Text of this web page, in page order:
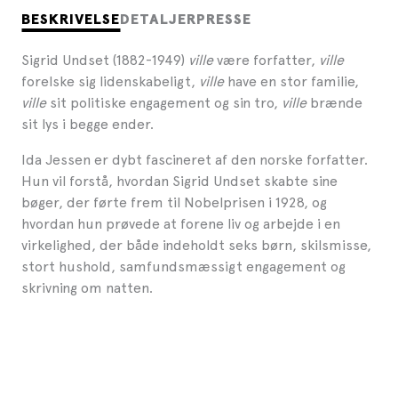
BESKRIVELSE DETALJER PRESSE
Sigrid Undset (1882-1949) villevære forfatter, ville
forelske sig lidenskabeligt, villehave en stor familie,
villesit politiske engagement og sin tro, villebrænde
sit lys i begge ender.
Ida Jessen er dybt fascineret af den norske forfatter.
Hun vil forstå, hvordan Sigrid Undset skabte sine
bøger, der førte frem til Nobelprisen i 1928, og
hvordan hun prøvede at forene liv og arbejde i en
virkelighed, der både indeholdt seks børn, skilsmisse,
stort hushold, samfundsmæssigt engagement og
skrivning om natten.